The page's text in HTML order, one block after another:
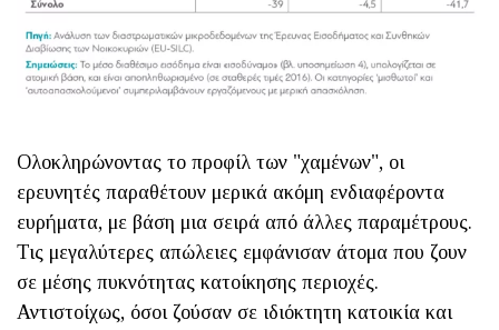
Ολοκληρώνοντας το προφίλ των "χαμένων", οι
ερευνητές παραθέτουν μερικά ακόμη ενδιαφέροντα
ευρήματα, με βάση μια σειρά από άλλες παραμέτρους.
Τις μεγαλύτερες απώλειες εμφάνισαν άτομα που ζουν
σε μέσης πυκνότητας κατοίκησης περιοχές.
Αντιστοίχως, όσοι ζούσαν σε ιδιόκτητη κατοικία και